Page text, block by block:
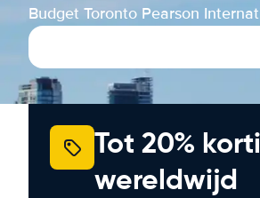
Budget Toronto Pearson
Tot 20%
wereldwijd